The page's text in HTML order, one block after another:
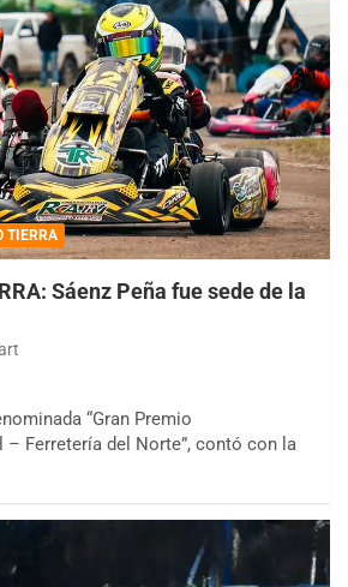
TIERRA
Sáenz Peña fue sede de la
“Gran Premio
– Ferretería del Norte”, contó con la